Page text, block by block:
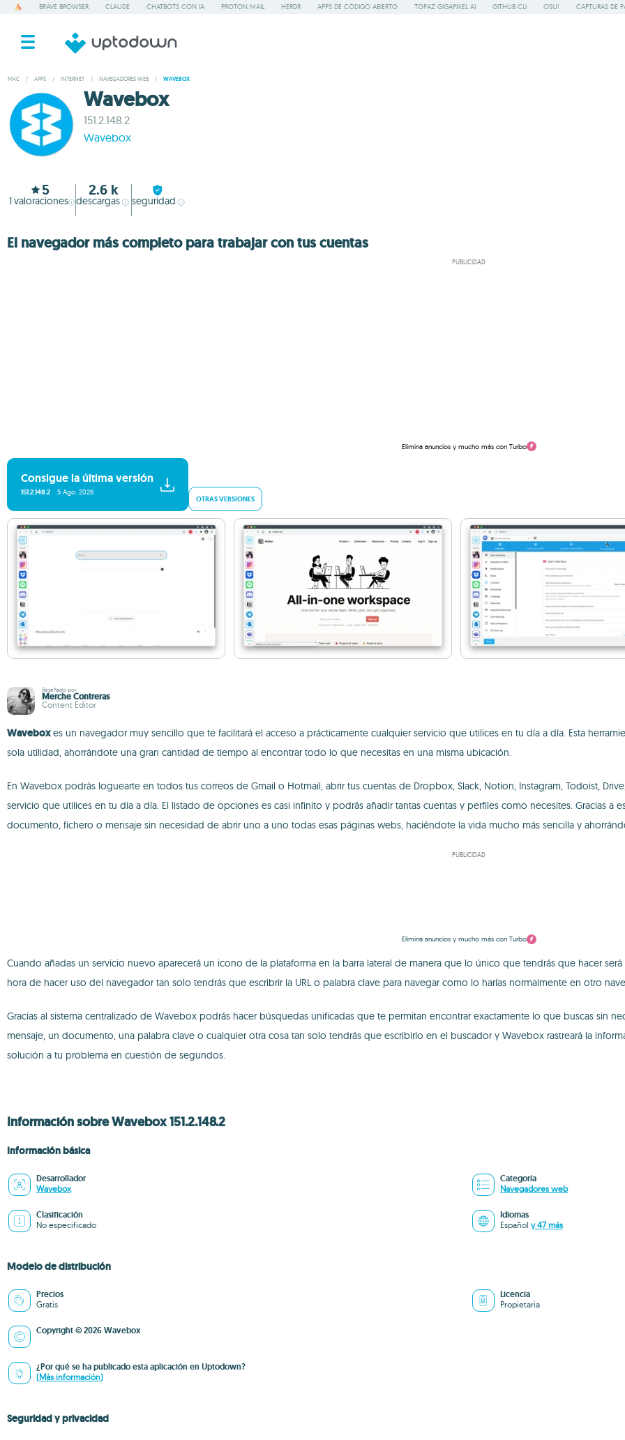
BRAVE BROWSER CLAUDE CHATBOTS CON IA PROTON MAIL HERDR APPS DE CÓDIGO ABIERTO TOPAZ GIGAPIXEL AI GITHUB CLI OSU! CAPTURAS DE
MAC / APPS / INTERNET / NAVEGADORES WEB / WAVEBOX
Wavebox
151.2.148.2
Wavebox
5
1valoraciones
2.6 k
descargas seguridad
El navegador más completo para trabajar con tus cuentas
PUBLICIDAD
Elimina anuncios y mucho más con Turbo
Consigue la última versión
151.2.148.2 5 Ago. 2026
OTRAS VERSIONES
Reseñado por
Merche Contreras
Content Editor
Waveboxes un navegador muy sencillo que te facilitará el acceso a prácticamente cualquier servicio que utilices en tu día a día. Esta
sola utilidad, ahorrándote una gran cantidad de tiempo al encontrar todo lo que necesitas en una misma ubicación.
En Wavebox podrás loguearte en todos tus correos de Gmail o Hotmail, abrir tus cuentas de Dropbox, Slack, Notion, Instagram, Todoist,
servicio que utilices en tu día a día. El listado de opciones es casi infinito y podrás añadir tantas cuentas y perfiles como necesites. Gracias a
documento, fichero o mensaje sin necesidad de abrir uno a uno todas esas páginas webs, haciéndote la vida mucho más sencilla y
PUBLICIDAD
Elimina anuncios y mucho más con Turbo
Cuando añadas un servicio nuevo aparecerá un icono de la plataforma en la barra lateral de manera que lo único que tendrás que hacer
hora de hacer uso del navegador tan solo tendrás que escribrir la URL o palabra clave para navegar como lo harías normalmente en otro
Gracias al sistema centralizado de Wavebox podrás hacer búsquedas unificadas que te permitan encontrar exactamente lo que buscas sin
mensaje, un documento, una palabra clave o cualquier otra cosa tan solo tendrás que escribirlo en el buscador y Wavebox rastreará la
solución a tu problema en cuestión de segundos.
Información sobre Wavebox 151.2.148.2
Información básica
Desarrollador
Wavebox
Categoría
Navegadores web
Clasificación
No especificado
Idiomas
Español y 47 más
Modelo de distribución
Precios
Gratis
Licencia
Propietaria
Copyright © 2026 Wavebox
¿Por qué se ha publicado esta aplicación en Uptodown?
(Más información)
Seguridad y privacidad